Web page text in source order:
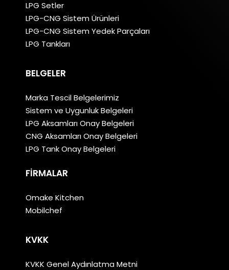
LPG Setler
LPG-CNG Sistem Ürünleri
LPG-CNG Sistem Yedek Parçaları
LPG Tankları
BELGELER
Marka Tescil Belgelerimiz
Sistem ve Uygunluk Belgeleri
LPG Aksamları Onay Belgeleri
CNG Aksamları Onay Belgeleri
LPG Tank Onay Belgeleri
FIRMALAR
Omake Kitchen
Mobilchef
KVKK
KVKK Genel Aydınlatma Metni